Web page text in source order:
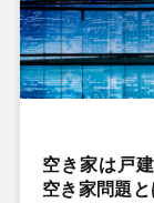
空き家は戸
空き家問題と